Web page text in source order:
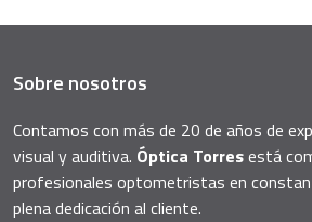
Sobre nosotros
Contamos con más de 20 de años de
visual y auditiva. Óptica Torresestá
profesionales optometristas en
plena dedicación al cliente.